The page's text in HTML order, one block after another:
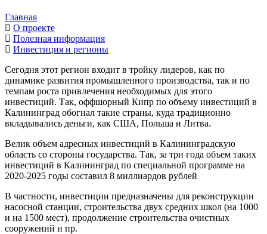
Главная
О проекте
Полезная информация
Инвестиция и регионы
Сегодня этот регион входит в тройку лидеров, как по
динамике развития промышленного производства, так и по
темпам роста привлечения необходимых для этого
инвестиций. Так, оффшорный Кипр по объему инвестиций в
Калининград обогнал такие страны, куда традиционно
вкладывались деньги, как США, Польша и Литва.
Велик объем адресных инвестиций в Калининградскую
область со стороны государства. Так, за три года объем таких
инвестиций в Калининград по специальной программе на
2020-2025 годы составил 8 миллиардов рублей
В частности, инвестиции предназначены для реконструкции
насосной станции, строительства двух средних школ (на 1000
и на 1500 мест), продолжение строительства очистных
сооружений и пр.